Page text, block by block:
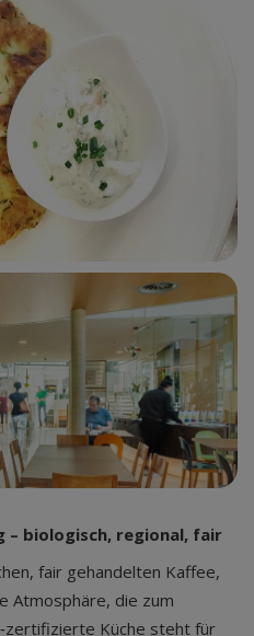
– biologisch, regional, fair
fair gehandelten Kaffee,
Atmosphäre, die zum
Küche steht für